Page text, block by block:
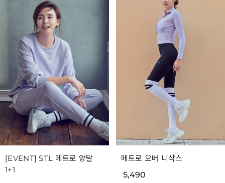
[EVENT] STL 메트로 양말
1+1
메트로 오버 니삭스
5,490